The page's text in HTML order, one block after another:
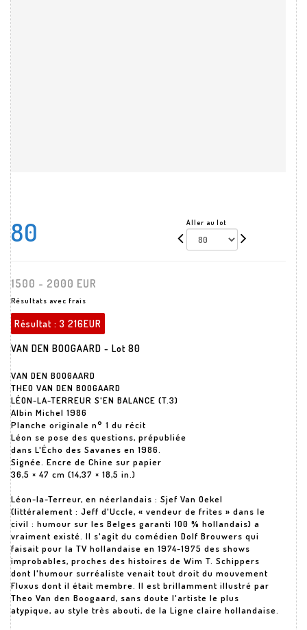
80 Aller au lot
1500 - 2000 EUR
Résultats avec frais
Résultat : 3 216EUR
VAN DEN BOOGAARD - Lot 80
VAN DEN BOOGAARD
THEO VAN DEN BOOGAARD
LÉON-LA-TERREUR S'EN BALANCE (T.3)
Albin Michel 1986
Planche originale n° 1 du récit
Léon se pose des questions, prépubliée
dans L'Écho des Savanes en 1986.
Signée. Encre de Chine sur papier
36,5 × 47 cm (14,37 × 18,5 in.)
Léon-la-Terreur, en néerlandais : Sjef Van Oekel
(littéralement : Jeff d'Uccle, « vendeur de frites » dans le
civil : humour sur les Belges garanti 100 % hollandais) a
vraiment existé. Il s'agit du comédien Dolf Brouwers qui
faisait pour la TV hollandaise en 1974-1975 des shows
improbables, proches des histoires de Wim T. Schippers
dont l'humour surréaliste venait tout droit du mouvement
Fluxus dont il était membre. Il est brillamment illustré par
Theo Van den Boogaard, sans doute l'artiste le plus
atypique, au style très abouti, de la Ligne claire hollandaise.